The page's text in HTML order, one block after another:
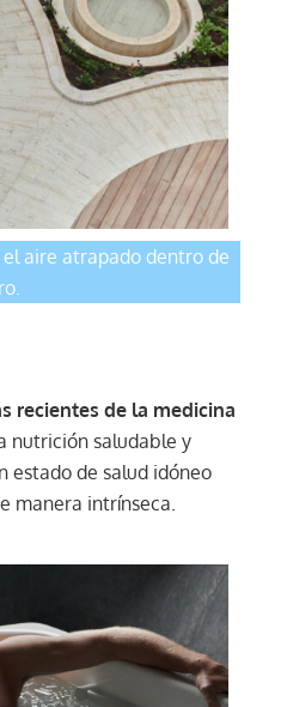
aire atrapado dentro de
recientes de la medicina
nutrición saludable y
estado de salud idóneo
manera intrínseca.